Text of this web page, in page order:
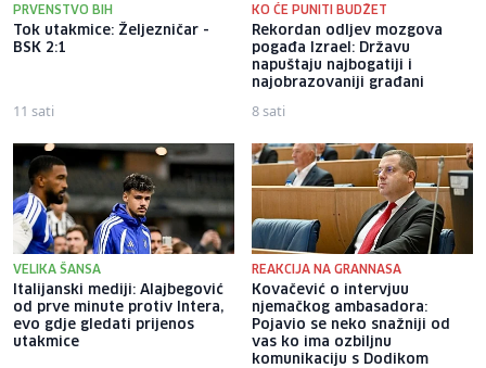
PRVENSTVO BIH
Tok utakmice: Željezničar -
BSK 2:1
11 sati
KO ĆE PUNITI BUDŽET
Rekordan odljev mozgova
pogađa Izrael: Državu
napuštaju najbogatiji i
najobrazovaniji građani
8 sati
VELIKA ŠANSA
Italijanski mediji: Alajbegović
od prve minute protiv Intera,
evo gdje gledati prijenos
utakmice
REAKCIJA NA GRANNASA
Kovačević o intervjuu
njemačkog ambasadora:
Pojavio se neko snažniji od
vas ko ima ozbiljnu
komunikaciju s Dodikom